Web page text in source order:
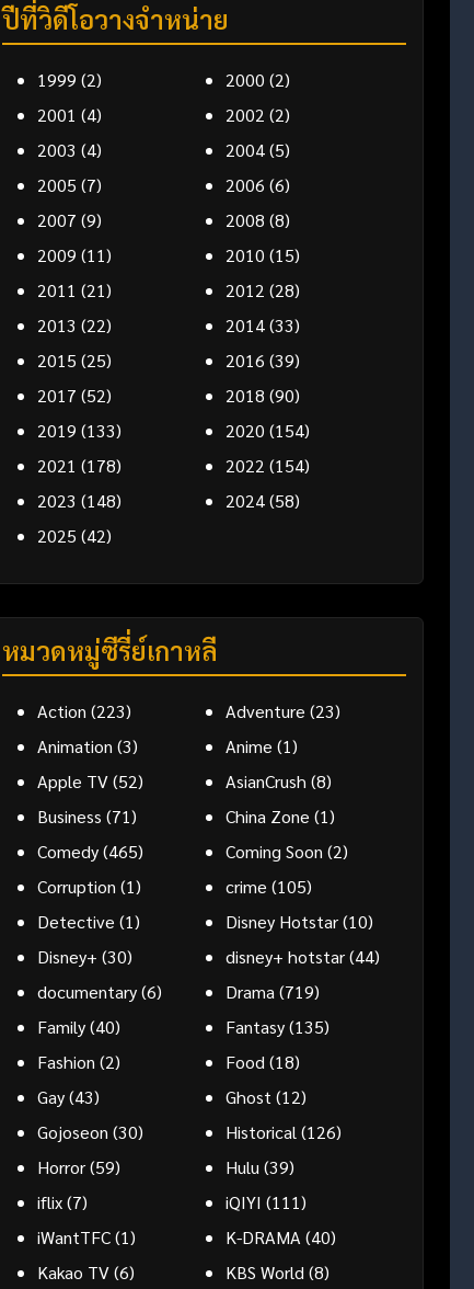
ปีที่วิดีโอวางจำหน่าย
1999 (2) 2000 (2)
2001 (4) 2002 (2)
2003 (4) 2004(5)
2005 (7) 2006 (6)
2007 (9) 2008 (8)
2009 (11) 2010 (15)
2011 (21) 2012 (28)
2013 (22) 2014(33)
2015 (25) 2016 (39)
2017 (52) 2018 (90)
2019 (133) 2020 (154)
2021 (178) 2022 (154)
2023 (148) 2024(58)
2025 (42)
หมวดหมู่ซีรี่ย์เกาหลี
Action (223) Adventure (23)
Animation (3) Anime (1)
Apple TV(52) AsianCrush (8)
Business (71) China Zone (1)
Comedy(465) Coming Soon (2)
Corruption (1) crime (105)
Detective (1) Disney Hotstar(10)
Disney+ (30) disney+ hotstar(44)
documentary(6) Drama (719)
Family(40) Fantasy(135)
Fashion (2) Food (18)
Gay(43) Ghost (12)
Gojoseon (30) Historical (126)
Horror(59) Hulu (39)
iflix(7) iQIYI (111)
iWantTFC(1) K-DRAMA (40)
Kakao TV(6) KBS World (8)